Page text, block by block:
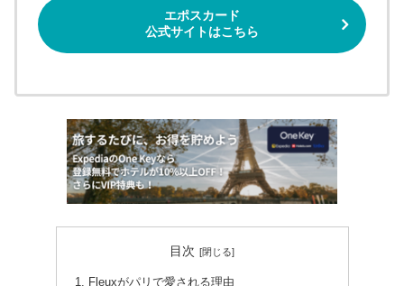
エポスカード
公式サイトはこちら
目次
Fleuxがパリで愛される理由